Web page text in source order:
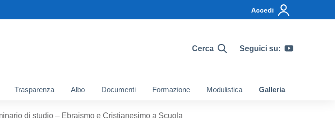
Accedi
Cerca Seguici su:
Trasparenza Albo Documenti Formazione Modulistica Galleria
di studio – Ebraismo e Cristianesimo a Scuola